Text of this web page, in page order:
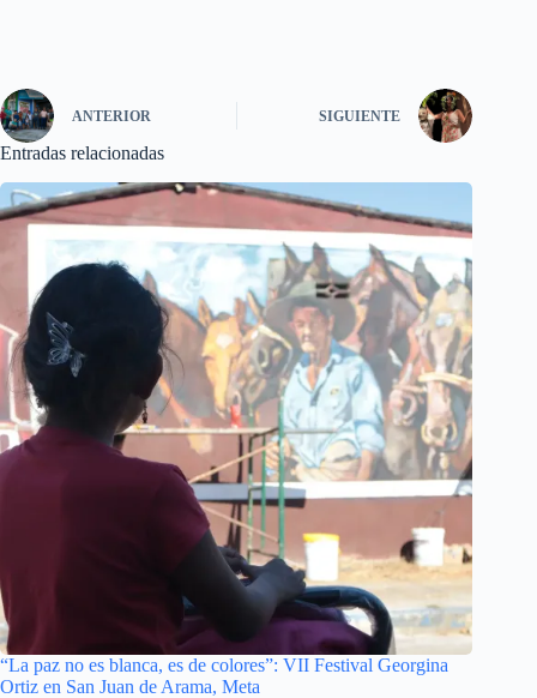
ANTERIOR SIGUIENTE
Entradas relacionadas
“La paz no es blanca, es de colores”: VII Festival Georgina
Ortiz en San Juan de Arama, Meta